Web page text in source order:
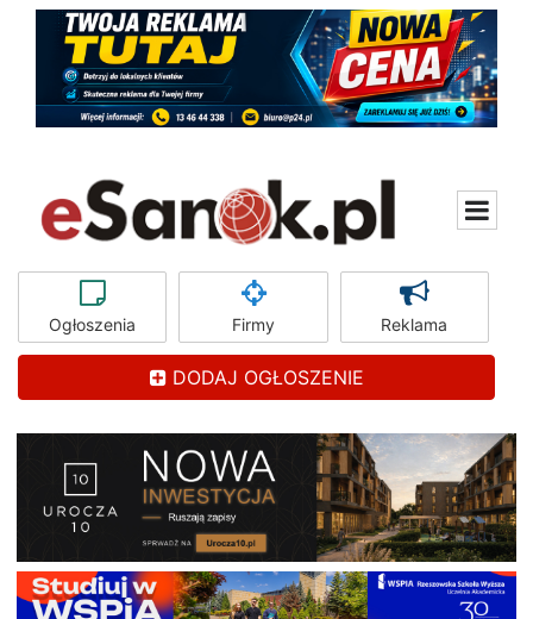
Ogłoszenia Firmy Reklama
DODAJ OGŁOSZENIE